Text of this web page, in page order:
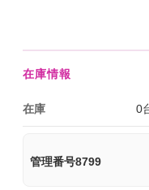
在庫情報
在庫 0
管理番号8799